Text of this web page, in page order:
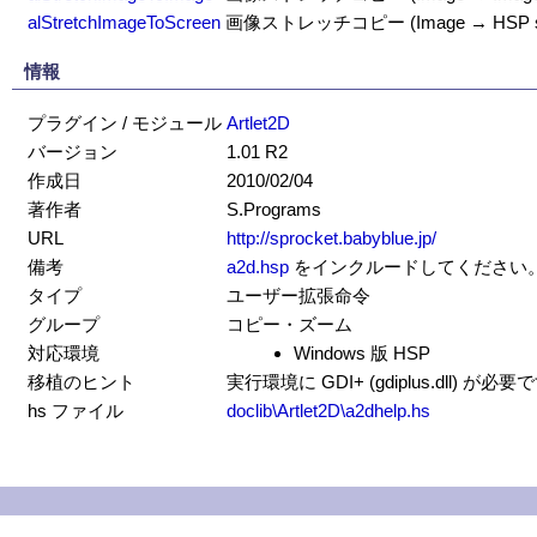
alStretchImageToScreen 画像ストレッチコピー (Image → HSP
情報
プラグイン / モジュール Artlet2D
バージョン
1.01 R2
作成日
2010/02/04
著作者
S.Programs
URL
http://sprocket.babyblue.jp/
備考
a2d.hsp をインクルードしてください。
タイプ
ユーザー拡張命令
グループ
コピー・ズーム
対応環境
Windows 版 HSP
移植のヒント
実行環境に GDI+ (gdiplus.dll) が必要で
hs ファイル
doclib\Artlet2D\a2dhelp.hs